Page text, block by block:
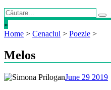
»
Home > Cenaclul > Poezie >
Melos
June 29 2019